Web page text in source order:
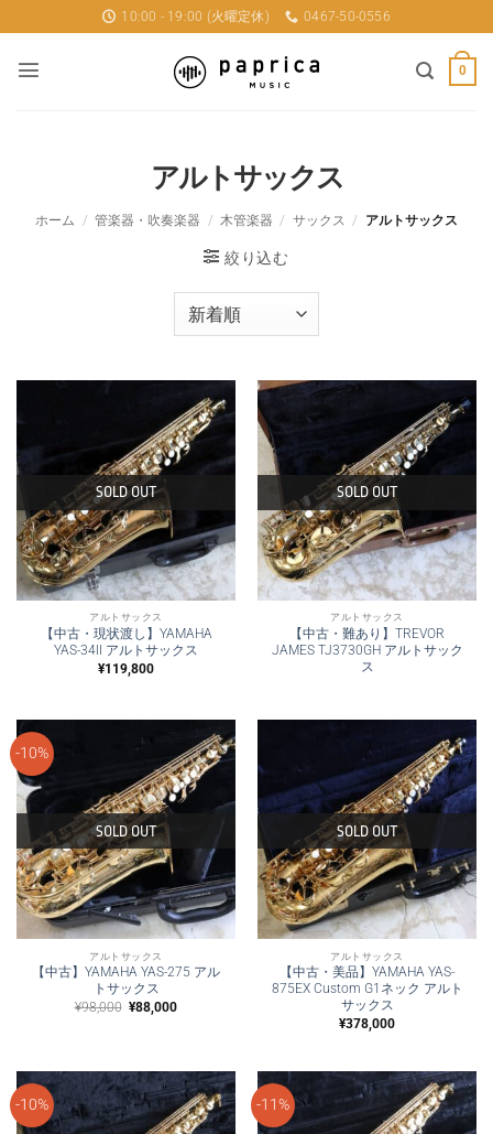
to
content
10:00 - 19:00 (火曜定休) 0467-50-0556
0
アルトサックス
ホーム / 管楽器・吹奏楽器 / 木管楽器 / サックス / アルトサックス
絞り込む
SOLD OUT
アルトサックス
【中古・現状渡し】YAMAHA
YAS-34II アルトサックス
¥119,800
SOLD OUT
アルトサックス
【中古・難あり】TREVOR
JAMES TJ3730GH アルトサック
ス
-10%
SOLD OUT
アルトサックス
【中古】YAMAHA YAS-275 アル
トサックス
¥98,000 元
¥98,000
で
し
た。
¥88,000現
は
¥88,000
で
す。
SOLD OUT
アルトサックス
【中古・美品】YAMAHA YAS-
875EX Custom G1ネック アルト
サックス
¥378,000
-10% -11%